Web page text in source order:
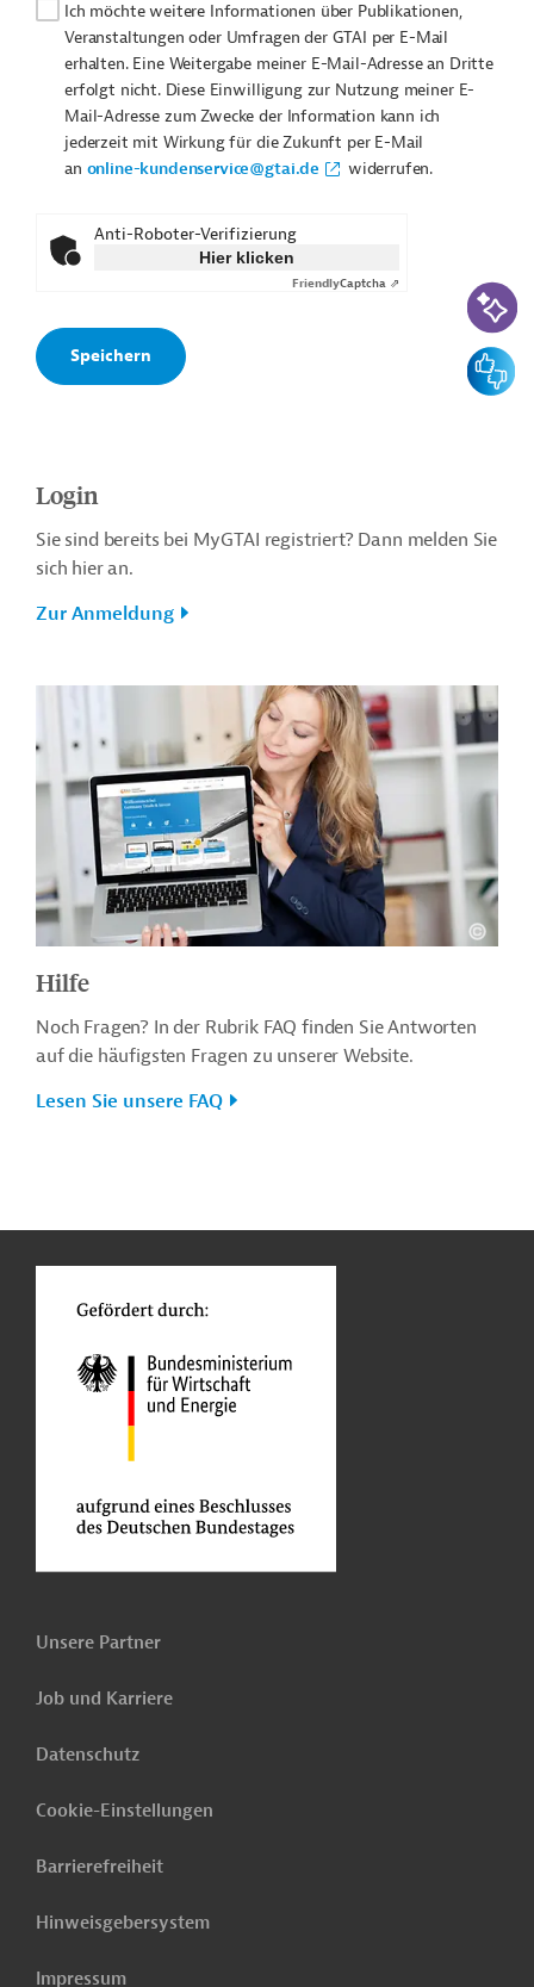
Ich möchte weitere Informationen über Publikationen,
Veranstaltungen oder Umfragen der GTAI per E-Mail
erhalten. Eine Weitergabe meiner E-Mail-Adresse an Dritte
erfolgt nicht. Diese Einwilligung zur Nutzung meiner E-
Mail-Adresse zum Zwecke der Information kann ich
jederzeit mit Wirkung für die Zukunft per E-Mail
an online-kundenservice@gtai.de widerrufen.
Anti-Roboter-Verifizierung
Hier klicken
FriendlyCaptcha ⇗
Login
Sie sind bereits bei MyGTAI registriert? Dann melden Sie
sich hier an.
Zur Anmeldung
Hilfe
Noch Fragen? In der Rubrik FAQ finden Sie Antworten
auf die häufigsten Fragen zu unserer Website.
Lesen Sie unsere FAQ
Unsere Partner
Job und Karriere
Datenschutz
Cookie-Einstellungen
Barrierefreiheit
Hinweisgebersystem
Impressum
KI-